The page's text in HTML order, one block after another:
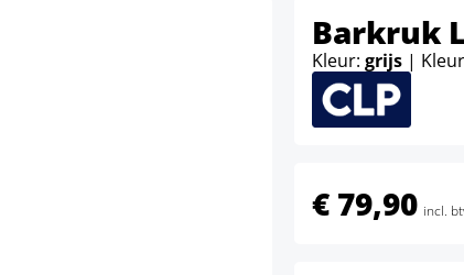
Barkruk
Kleur: grijs |
€ 79,90 incl.